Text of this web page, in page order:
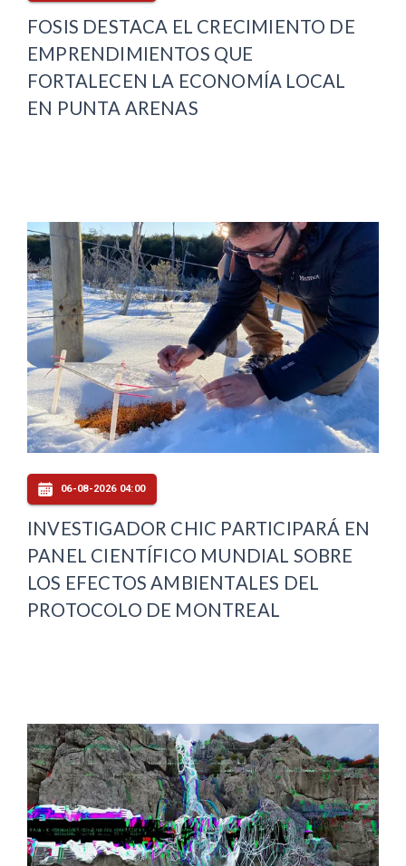
FOSIS DESTACA EL CRECIMIENTO DE
EMPRENDIMIENTOS QUE
FORTALECEN LA ECONOMÍA LOCAL
EN PUNTA ARENAS
06-08-2026 04:00
INVESTIGADOR CHIC PARTICIPARÁ EN
PANEL CIENTÍFICO MUNDIAL SOBRE
LOS EFECTOS AMBIENTALES DEL
PROTOCOLO DE MONTREAL